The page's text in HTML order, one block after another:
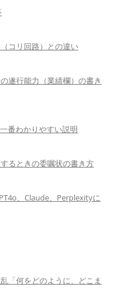
コリ回路）との違い
遂行能力（業績欄）の書き
番わかりやすい説明
るときの委嘱状の書き方
、Claude、Perplexityに
「何をどのように、どこま